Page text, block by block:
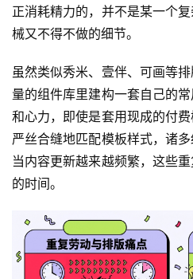
正消耗精力的，并不是某一个
械又不得不做的细节。
虽然类似秀米、壹伴、可画等
量的组件库里建构一套自己的
和心力，即使是套用现成的付
严丝合缝地匹配模板样式，诸多
当内容更新越来越频繁，这些
的时间。